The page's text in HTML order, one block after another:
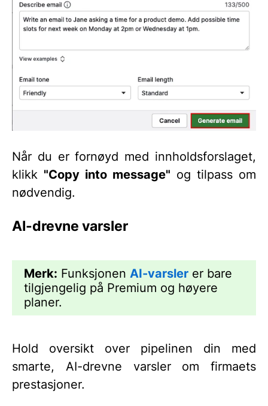
Når du er fornøyd med innholdsforslaget,
klikk "Copy into message" og tilpass om
nødvendig.
AI-drevne varsler
Merk: Funksjonen AI-varsler er bare
tilgjengelig på Premium og høyere
planer.
Hold oversikt over pipelinen din med
smarte, AI-drevne varsler om firmaets
prestasjoner.